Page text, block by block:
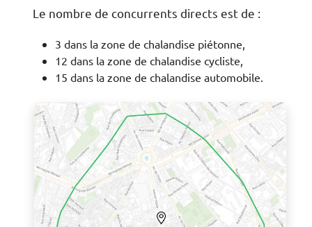
Le nombre de concurrents directs est de :
3 dans la zone de chalandise piétonne,
12 dans la zone de chalandise cycliste,
15 dans la zone de chalandise automobile.